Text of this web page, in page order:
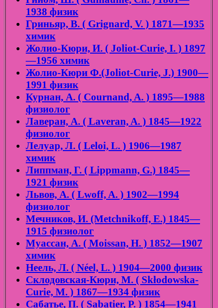
1938 физик
Гриньяр, В. ( Grignard, V. ) 1871—1935
химик
Жолио-Кюри, И. ( Joliot-Curie, I. ) 1897
—1956 химик
Жолио-Кюри Ф.(Joliot-Curie, J.) 1900—
1991 физик
Курнан, А. ( Cournand, A. ) 1895—1988
физиолог
Лаверан, А. ( Laveran, A. ) 1845—1922
физиолог
Лелуар, Л. ( Leloi, L. ) 1906—1987
химик
Липпман, Г. ( Lippmann, G.) 1845—
1921 физик
Львов, А. ( Lwoff, A. ) 1902—1994
физиолог
Мечников, И. (Metchnikoff, E.) 1845—
1915 физиолог
Муассан, А. ( Moissan, H. ) 1852—1907
химик
Неель, Л. ( Néel, L. ) 1904—2000 физик
Склодовская-Кюри, М. ( Skłodowska-
Curie, M. ) 1867—1934 физик
Сабатье, П. ( Sabatier, P. ) 1854—1941